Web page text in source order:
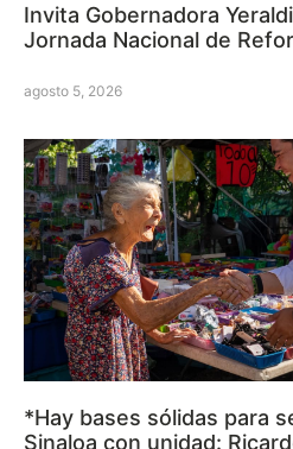
Invita Gobernadora
Jornada Nacional de
agosto 5, 2026
*Hay bases sólidas para
Sinaloa con unidad: